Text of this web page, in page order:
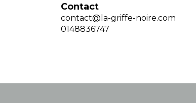
Contact
contact@la-griffe-noire.com
0148836747